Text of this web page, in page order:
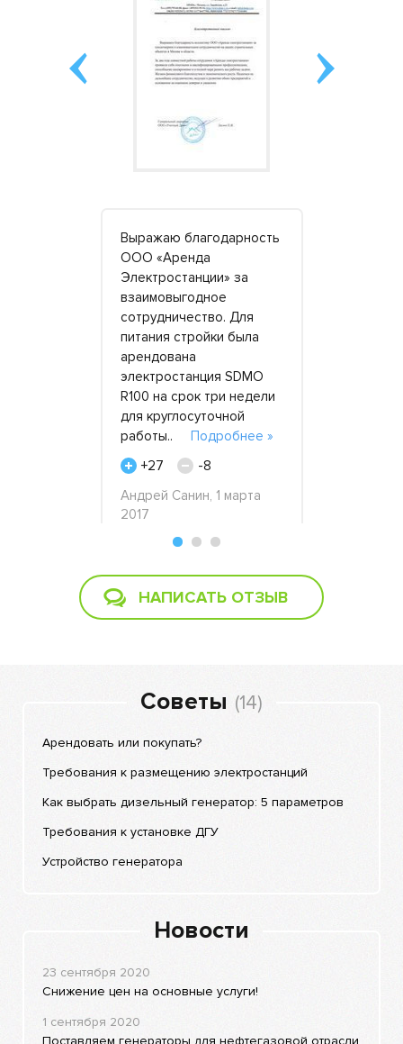
Выражаю благодарность
ООО «Аренда
Электростанции» за
взаимовыгодное
сотрудничество. Для
питания стройки была
арендована
электростанция SDMO
R100 на срок три недели
для круглосуточной
работы.. Подробнее »
+27
-8
Андрей Санин, 1 марта
2017
НАПИСАТЬ ОТЗЫВ
Советы (14)
Арендовать или покупать?
Требования к размещению электростанций
Как выбрать дизельный генератор: 5 параметров
Требования к установке ДГУ
Устройство генератора
Новости
23 сентября 2020
Снижение цен на основные услуги!
1 сентября 2020
Поставляем генераторы для нефтегазовой отрасли